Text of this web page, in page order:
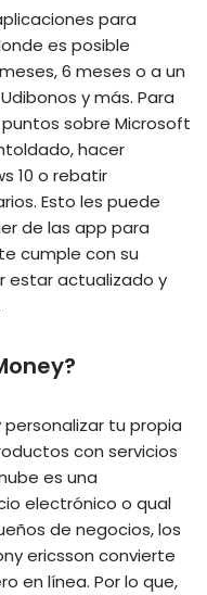
para
es posible
6 meses o a un
y más. Para
sobre Microsoft
hacer
10 o rebatir
Esto les puede
de las app para
cumple con su
estar actualizado y
tu propia
con servicios
es una
electrónico o qual
de negocios, los
ericsson convierte
en línea. Por lo que,